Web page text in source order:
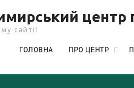
центр
сайті!
ГОЛОВНА ПРО ЦЕНТР